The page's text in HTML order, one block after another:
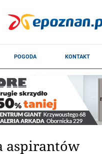
aspirantów